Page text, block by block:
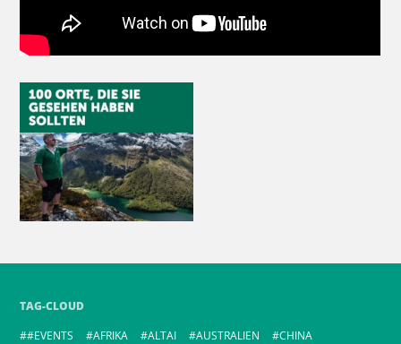
TAG-CLOUD
#EVENTS
AFRIKA ALTAI AUSTRALIEN
CHINA